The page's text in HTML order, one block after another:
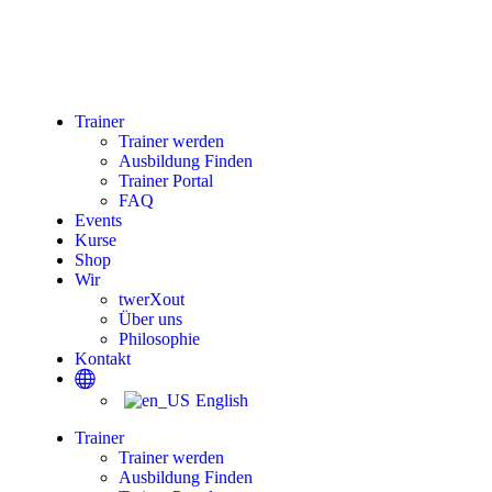
Trainer
Trainer werden
Ausbildung Finden
Trainer Portal
FAQ
Events
Kurse
Shop
Wir
twerXout
Über uns
Philosophie
Kontakt
English
Trainer
Trainer werden
Ausbildung Finden